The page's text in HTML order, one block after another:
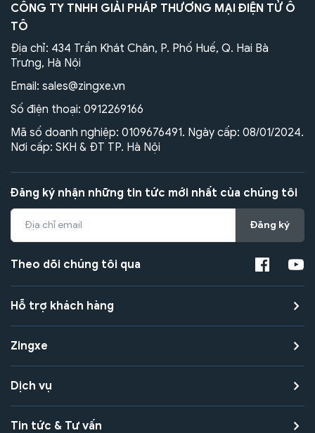
CÔNG TY TNHH GIẢI PHÁP THƯƠNG MẠI ĐIỆN TỬ Ô
TÔ
Địa chỉ: 434 Trần Khát Chân, P. Phố Huế, Q. Hai Bà
Trưng, Hà Nội
Email: sales@zingxe.vn
Số điện thoại: 0912269166
Mã số doanh nghiệp: 0109676491. Ngày cấp: 08/01/2024.
Nơi cấp: SKH & ĐT TP. Hà Nội
Đăng ký nhận những tin tức mới nhất của chúng tôi
Đăng ký
Theo dõi chúng tôi qua
Hỗ trợ khách hàng
Zingxe
Dịch vụ
Tin tức & Tư vấn